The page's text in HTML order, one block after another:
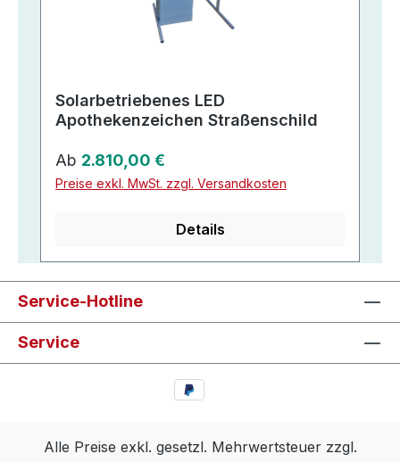
Solarbetriebenes LED
Apothekenzeichen Straßenschild
Regulärer Preis:
Ab 2.810,00 €
Preise exkl. MwSt. zzgl. Versandkosten
Details
Service-Hotline
Service
Alle Preise exkl. gesetzl. Mehrwertsteuer zzgl.